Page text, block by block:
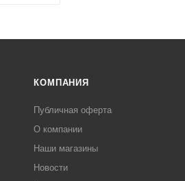
КОМПАНИЯ
Публичная оферта
О компании
Наши магазины
Новости